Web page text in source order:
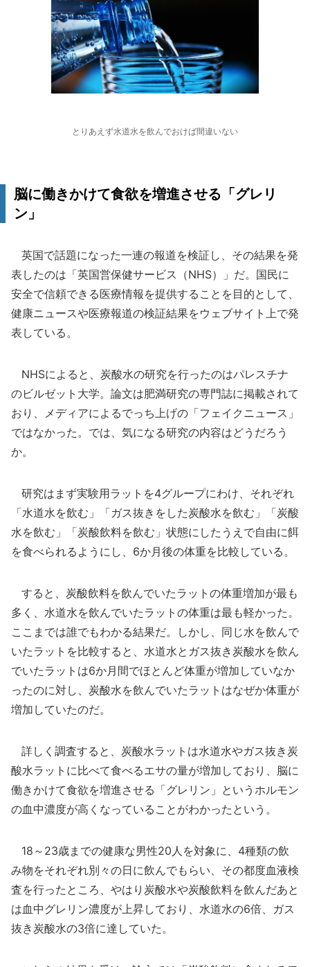
とりあえず水道水を飲んでおけば間違いない
脳に働きかけて食欲を増進させる「グレリ
ン」
英国で話題になった一連の報道を検証し、その結果を発
表したのは「英国営保健サービス（NHS）」だ。国民に
安全で信頼できる医療情報を提供することを目的として、
健康ニュースや医療報道の検証結果をウェブサイト上で発
表している。
NHSによると、炭酸水の研究を行ったのはパレスチナ
のビルゼット大学。論文は肥満研究の専門誌に掲載されて
おり、メディアによるでっち上げの「フェイクニュース」
ではなかった。では、気になる研究の内容はどうだろう
か。
研究はまず実験用ラットを4グループにわけ、それぞれ
「水道水を飲む」「ガス抜きをした炭酸水を飲む」「炭酸
水を飲む」「炭酸飲料を飲む」状態にしたうえで自由に餌
を食べられるようにし、6か月後の体重を比較している。
すると、炭酸飲料を飲んでいたラットの体重増加が最も
多く、水道水を飲んでいたラットの体重は最も軽かった。
ここまでは誰でもわかる結果だ。しかし、同じ水を飲んで
いたラットを比較すると、水道水とガス抜き炭酸水を飲ん
でいたラットは6か月間でほとんど体重が増加していなか
ったのに対し、炭酸水を飲んでいたラットはなぜか体重が
増加していたのだ。
詳しく調査すると、炭酸水ラットは水道水やガス抜き炭
酸水ラットに比べて食べるエサの量が増加しており、脳に
働きかけて食欲を増進させる「グレリン」というホルモン
の血中濃度が高くなっていることがわかったという。
18～23歳までの健康な男性20人を対象に、4種類の飲
み物をそれぞれ別々の日に飲んでもらい、その都度血液検
査を行ったところ、やはり炭酸水や炭酸飲料を飲んだあと
は血中グレリン濃度が上昇しており、水道水の6倍、ガス
抜き炭酸水の3倍に達していた。